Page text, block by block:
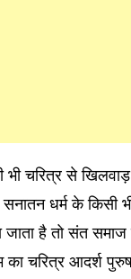
चरित्र से खिलवाड़
धर्म के किसी
है तो संत समाज
का चरित्र आदर्श